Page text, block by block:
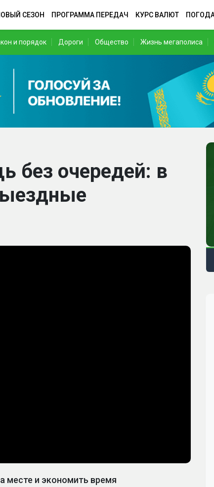
СЕЗОН ПРОГРАММА ПЕРЕДАЧ КУРС ВАЛЮТ
и порядок Дороги Общество Жизнь мегаполиса
без очередей: в
месте и экономить время